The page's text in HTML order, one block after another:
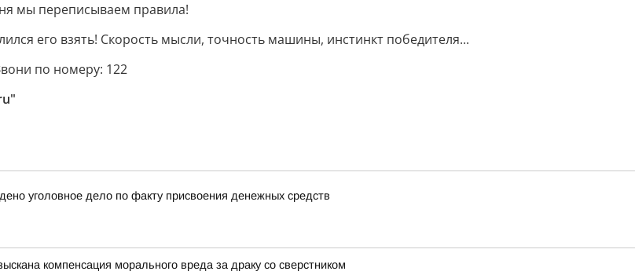
мы переписываем правила!
его взять! Скорость мысли, точность машины, инстинкт победителя...
по номеру: 122
уголовное дело по факту присвоения денежных средств
компенсация морального вреда за драку со сверстником